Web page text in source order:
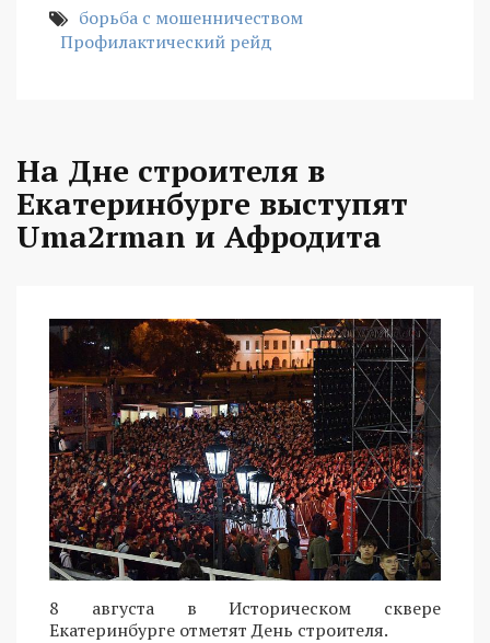
борьба с мошенничеством
Профилактический рейд
На Дне строителя в
Екатеринбурге выступят
Uma2rman и Афродита
8 августа в Историческом сквере
Екатеринбурге отметят День строителя.